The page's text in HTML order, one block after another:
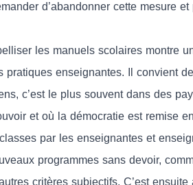
d’abandonner cette mesure
les manuels scolaires montre
pratiques enseignantes. Il convient
c’est le plus souvent dans des
et où la démocratie est remise
par les enseignantes et
programmes sans devoir,
critères subjectifs. C’est